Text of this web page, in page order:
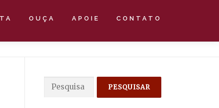
OUÇA APOIE CONTATO
Pesquisar